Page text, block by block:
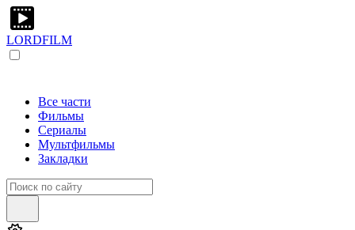
LORDFILM
Все части
Фильмы
Сериалы
Мультфильмы
Закладки